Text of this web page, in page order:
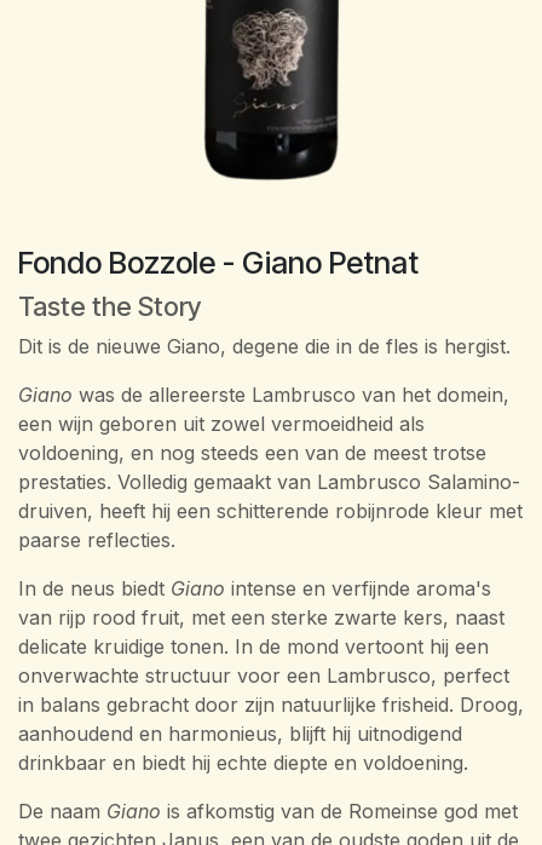
Fondo Bozzole - Giano Petnat
Taste the Story
Dit is de nieuwe Giano, degene die in de fles is hergist.
Giano was de allereerste Lambrusco van het domein,
een wijn geboren uit zowel vermoeidheid als
voldoening, en nog steeds een van de meest trotse
prestaties. Volledig gemaakt van Lambrusco Salamino-
druiven, heeft hij een schitterende robijnrode kleur met
paarse reflecties.
In de neus biedt Giano intense en verfijnde aroma's
van rijp rood fruit, met een sterke zwarte kers, naast
delicate kruidige tonen. In de mond vertoont hij een
onverwachte structuur voor een Lambrusco, perfect
in balans gebracht door zijn natuurlijke frisheid. Droog,
aanhoudend en harmonieus, blijft hij uitnodigend
drinkbaar en biedt hij echte diepte en voldoening.
De naam Giano is afkomstig van de Romeinse god met
twee gezichten Janus, een van de oudste goden uit de